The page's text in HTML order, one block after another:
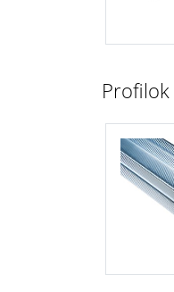
Profilok